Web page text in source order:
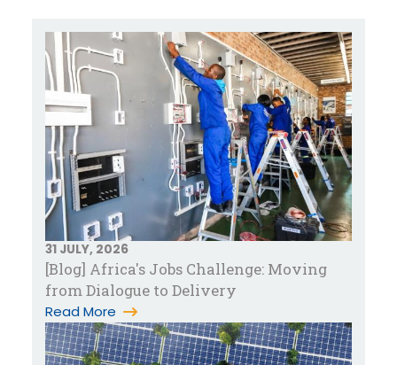
31 JULY, 2026
[Blog] Africa's Jobs Challenge: Moving
from Dialogue to Delivery
Read More